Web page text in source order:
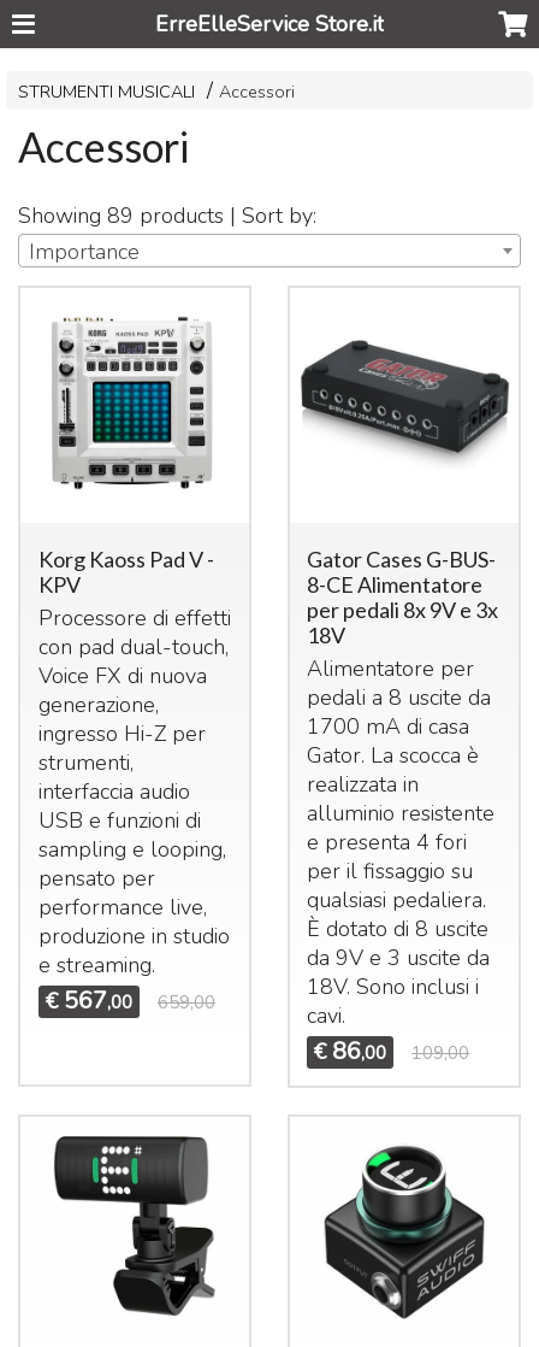
ErreElleService Store.it
STRUMENTI MUSICALI Accessori
Accessori
Showing 89 products | Sort by:
Importance
Korg Kaoss Pad V -
KPV
Processore di effetti
con pad dual-touch,
Voice FX di nuova
generazione,
ingresso Hi-Z per
strumenti,
interfaccia audio
USB e funzioni di
sampling e looping,
pensato per
performance live,
produzione in studio
e streaming.
€ 567,00 659,00
Gator Cases G-BUS-
8-CE Alimentatore
per pedali 8x 9V e 3x
18V
Alimentatore per
pedali a 8 uscite da
1700 mA di casa
Gator. La scocca è
realizzata in
alluminio resistente
e presenta 4 fori
per il fissaggio su
qualsiasi pedaliera.
È dotato di 8 uscite
da 9V e 3 uscite da
18V. Sono inclusi i
cavi.
€ 86,00 109,00